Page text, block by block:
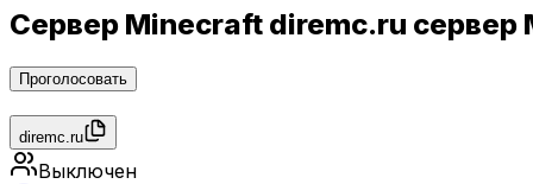
Сервер Minecraft diremc.ru
Проголосовать
diremc.ru
Выключен